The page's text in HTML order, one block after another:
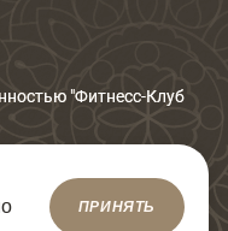
"Фитнеcс-Клуб
обл., г.
ПРИНЯТЬ